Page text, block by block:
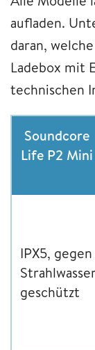
aufladen.
daran,
Ladebox mit
technischen
Soundcore
Life P2 Mini
IPX5, gegen
geschützt